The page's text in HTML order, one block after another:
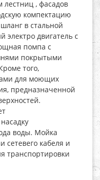
лестниц , фасадов
компектацию
в стальной
электро двигатель с
помпа с
покрытыми
того,
для моющих
предназначенной
воды. Мойка
сетевего кабеля и
транспортировки